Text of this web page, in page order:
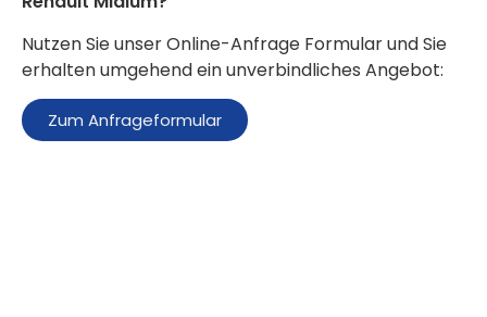
Nutzen Sie unser Online-Anfrage Formular und Sie
erhalten umgehend ein unverbindliches Angebot:
Zum Anfrageformular